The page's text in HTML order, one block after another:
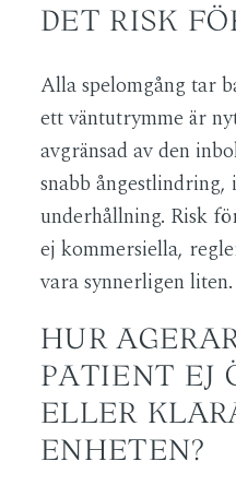
DET RISK
Alla spelomgång tar
ett väntutrymme är
avgränsad av den
snabb
underhållning. Risk
ej kommersiella,
vara synnerligen liten.
HUR
PATIENT EJ
ELLER
ENHETEN?